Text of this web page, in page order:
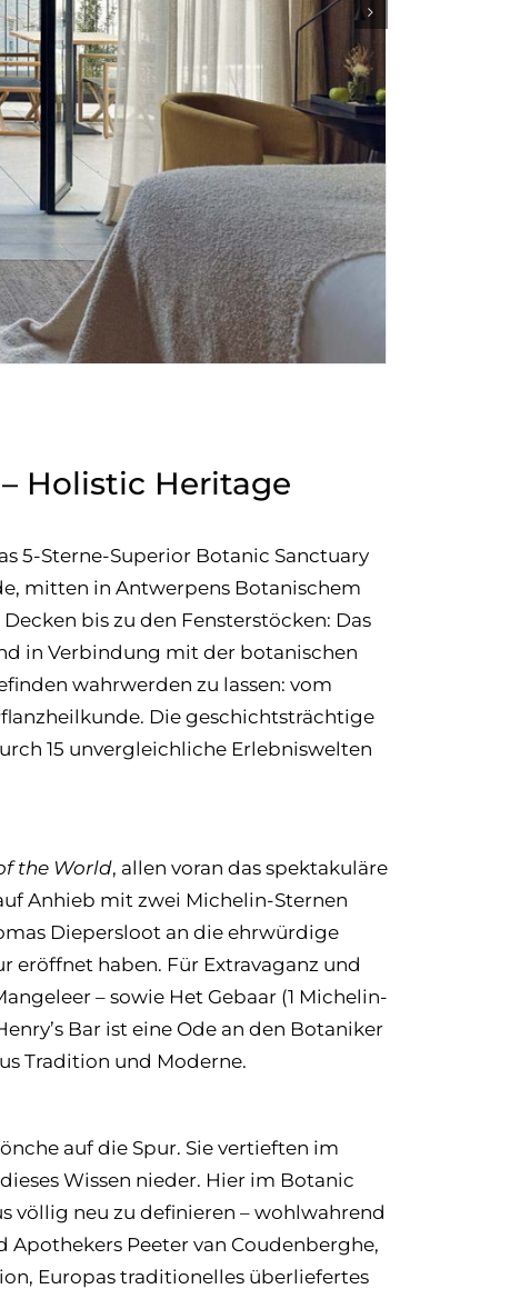
Holistic Heritage
5-Sterne-Superior Botanic Sanctuary
mitten in Antwerpens Botanischem
bis zu den Fensterstöcken: Das
in Verbindung mit der botanischen
wahrwerden zu lassen: vom
Die geschichtsträchtige
15 unvergleichliche Erlebniswelten
the World, allen voran das spektakuläre
Anhieb mit zwei Michelin-Sternen
Diepersloot an die ehrwürdige
eröffnet haben. Für Extravaganz und
– sowie Het Gebaar (1 Michelin-
Bar ist eine Ode an den Botaniker
Tradition und Moderne.
auf die Spur. Sie vertieften im
Wissen nieder. Hier im Botanic
völlig neu zu definieren – wohlwahrend
Apothekers Peeter van Coudenberghe,
Europas traditionelles überliefertes